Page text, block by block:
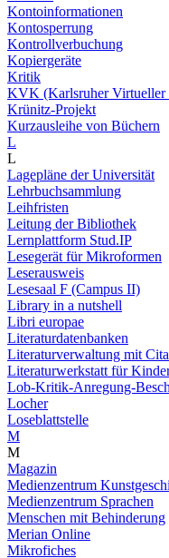
Kontoinformationen
Kontosperrung
Kontrollverbuchung
Kopiergeräte
Kritik
KVK (Karlsruher Virtueller
Krünitz-Projekt
Kurzausleihe von Büchern
L
L
Lagepläne der Universität
Lehrbuchsammlung
Leihfristen
Leitung der Bibliothek
Lernplattform Stud.IP
Lesegerät für Mikroformen
Leserausweis
Lesesaal F (Campus II)
Library in a nutshell
Libri europae
Literaturdatenbanken
Literaturverwaltung mit
Literaturwerkstatt für
Lob-Kritik-Anregung-
Locher
Loseblattstelle
M
M
Magazin
Medienzentrum
Medienzentrum Sprachen
Menschen mit Behinderung
Merian Online
Mikrofiches